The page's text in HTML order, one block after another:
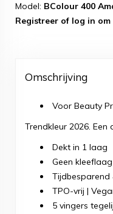
Model: BColour 400
Registreer of log in
Omschrijving
Voor Beauty
Trendkleur 2026. Een
Dekt in 1 laag
Geen
Tijdbesparend
TPO-vrij |
5 vingers